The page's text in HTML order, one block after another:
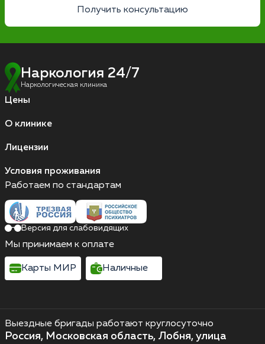
Получить консультацию
Наркология 24/7
Наркологическая клиника
Цены
О клинике
Лицензии
Условия проживания
Выездные бригады работают круглосуточно
Россия, Московская область, Лобня, улица
Работаем по стандартам
Версия для слабовидящих
Мы принимаем к оплате
Карты МИР Наличные